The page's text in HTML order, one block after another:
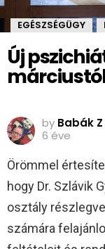
EGÉSZSÉGÜGY ,
Új
by Babák Z
6 éve
Örömmel
hogy Dr. Szlávik
osztály
számára